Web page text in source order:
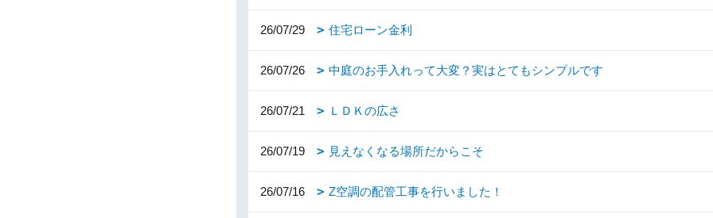
26/07/29 住宅ローン金利
26/07/26 中庭のお手入れって大変？実はとてもシンプルです
26/07/21 ＬＤＫの広さ
26/07/19 見えなくなる場所だからこそ
26/07/16 Z空調の配管工事を行いました！